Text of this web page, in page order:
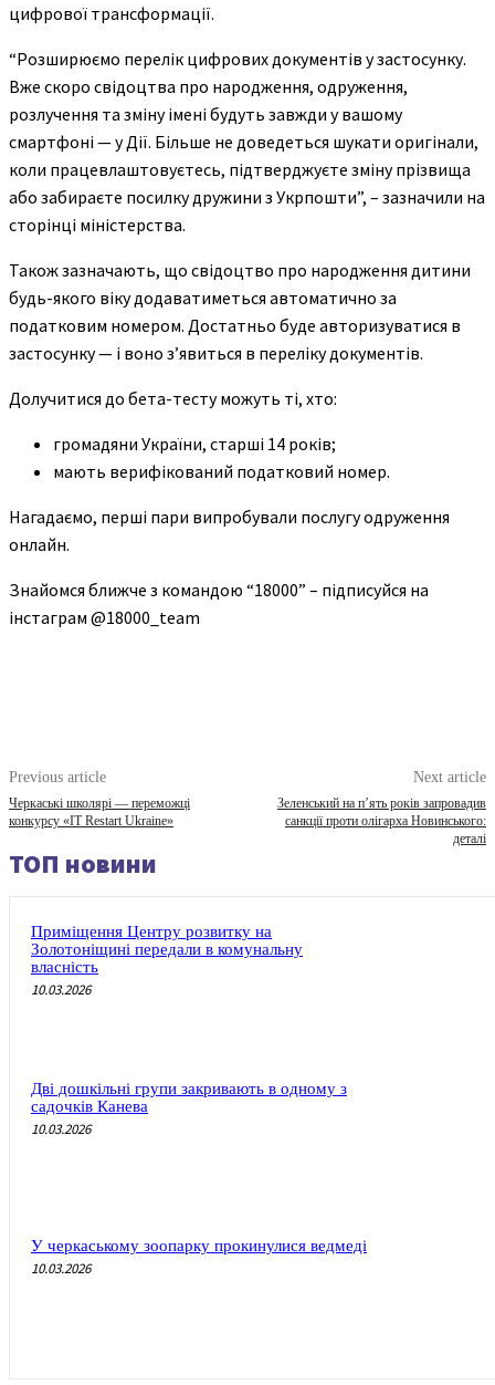
цифрової трансформації.
“Розширюємо перелік цифрових документів у застосунку.
Вже скоро свідоцтва про народження, одруження,
розлучення та зміну імені будуть завжди у вашому
смартфоні — у Дії. Більше не доведеться шукати оригінали,
коли працевлаштовуєтесь, підтверджуєте зміну прізвища
або забираєте посилку дружини з Укрпошти”, – зазначили на
сторінці міністерства.
Також зазначають, що свідоцтво про народження дитини
будь-якого віку додаватиметься автоматично за
податковим номером. Достатньо буде авторизуватися в
застосунку — і воно з’явиться в переліку документів.
Долучитися до бета-тесту можуть ті, хто:
громадяни України, старші 14 років;
мають верифікований податковий номер.
Нагадаємо, перші пари випробували послугу одруження
онлайн.
Знайомся ближче з командою “18000” – підписуйся на
інстаграм @18000_team
Previous article
Черкаські школярі — переможці
конкурсу «IT Restart Ukraine»
Next article
Зеленський на п’ять років запровадив
санкції проти олігарха Новинського:
деталі
ТОП новини
Приміщення Центру розвитку на
Золотоніщині передали в комунальну
власність
10.03.2026
Дві дошкільні групи закривають в одному з
садочків Канева
10.03.2026
У черкаському зоопарку прокинулися ведмеді
10.03.2026